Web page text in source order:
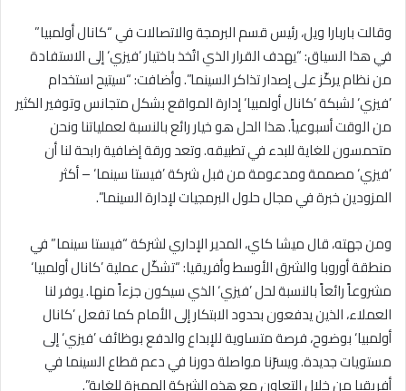
وقالت باربارا ويل، رئيس قسم البرمجة والاتصالات في “كانال أولمبيا”
في هذا السياق: “يهدف القرار الذي اتُخذ باختيار ’فيزي‘ إلى الاستفادة
من نظام يركّز على إصدار تذاكر السينما”. وأضافت: “سيتيح استخدام
’فيزي‘ لشبكة ’كانال أولمبيا‘ إدارة المواقع بشكل متجانس وتوفير الكثير
من الوقت أسبوعياً. هذا الحل هو خيار رائع بالنسبة لعملياتنا ونحن
متحمسون للغاية للبدء في تطبيقه. وتعد ورقة إضافية رابحة لنا أن
’فيزي‘ مصممة ومدعومة من قبل شركة ’فيستا سينما‘ – أكثر
المزودين خبرة في مجال حلول البرمجيات لإدارة السينما”.
ومن جهته، قال ميشا كاي، المدير الإداري لشركة “فيستا سينما” في
منطقة أوروبا والشرق الأوسط وأفريقيا: “تشكّل عملية ’كانال أولمبيا‘
مشروعاً رائعاً بالنسبة لحل ’فيزي‘ الذي سيكون جزءاً منها. يوفر لنا
العملاء، الذين يدفعون بحدود الابتكار إلى الأمام كما تفعل ’كانال
أولمبيا‘ بوضوح، فرصة متساوية للإبداع والدفع بوظائف ’فيزي‘ إلى
مستويات جديدة. ويسرّنا مواصلة دورنا في دعم قطاع السينما في
أفريقيا من خلال التعاون مع هذه الشركة المميزة للغاية”.